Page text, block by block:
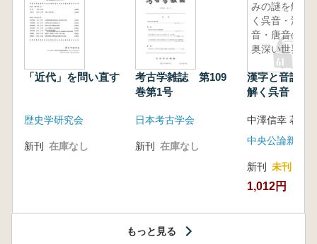
「近代」を問い直す
歴史学研究会
新刊 在庫なし
考古学雑誌 第109
巻第1号
日本考古学会
新刊 在庫なし
みの謎を解
く呉音・漢
音・唐音の
奥深い世界
漢字と音読み
解く呉音・漢
中澤信幸 著
中央公論新社
新刊 未刊
1,012円
もっと見る